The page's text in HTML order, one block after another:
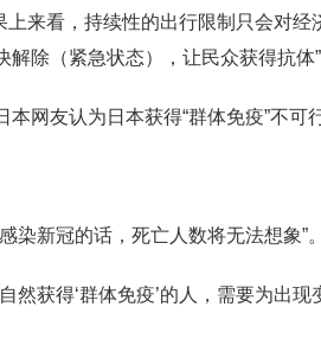
上来看，持续性的出行限制只会对
除（紧急状态），让民众获得抗体”
网友认为日本获得“群体免疫”不可行
染新冠的话，死亡人数将无法想象”。
然获得‘群体免疫’的人，需要为出现